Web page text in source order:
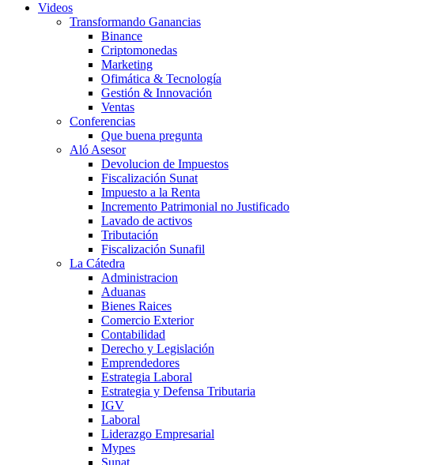
Videos
Transformando Ganancias
Binance
Criptomonedas
Marketing
Ofimática & Tecnología
Gestión & Innovación
Ventas
Conferencias
Que buena pregunta
Aló Asesor
Devolucion de Impuestos
Fiscalización Sunat
Impuesto a la Renta
Incremento Patrimonial no Justificado
Lavado de activos
Tributación
Fiscalización Sunafil
La Cátedra
Administracion
Aduanas
Bienes Raices
Comercio Exterior
Contabilidad
Derecho y Legislación
Emprendedores
Estrategia Laboral
Estrategia y Defensa Tributaria
IGV
Laboral
Liderazgo Empresarial
Mypes
Sunat